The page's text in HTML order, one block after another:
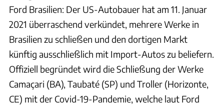
Ford Brasilien: Der US-Autobauer hat am 11. Januar
2021 überraschend verkündet, mehrere Werke in
Brasilien zu schließen und den dortigen Markt
künftig ausschließlich mit Import-Autos zu beliefern.
Offiziell begründet wird die Schließung der Werke
Camaçari (BA), Taubaté (SP) und Troller (Horizonte,
CE) mit der Covid-19-Pandemie, welche laut Ford